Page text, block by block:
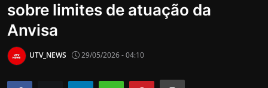
CAMPINAS
LIMEIRA
sobre limites de atuação da
Anvisa
UTV_NEWS 29/05/2026 - 04:10